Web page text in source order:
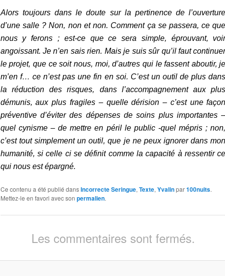
Alors toujours dans le doute sur la pertinence de l’ouverture
d’une salle ? Non, non et non. Comment ça se passera, ce que
nous y ferons ; est-ce que ce sera simple, éprouvant,
angoissant. Je n’en sais rien. Mais je suis sûr qu’il faut
le projet, que ce soit nous, moi, d’autres qui le fassent aboutir, je
m’en f… ce n’est pas une fin en soi. C’est un outil de plus dans
la réduction des risques, dans l’accompagnement aux plus
démunis, aux plus fragiles – quelle dérision – c’est une façon
préventive d’éviter des dépenses de soins plus importantes –
quel cynisme – de mettre en péril le public -quel mépris ; non,
c’est tout simplement un outil, que je ne peux ignorer dans mon
humanité, si celle ci se définit comme la capacité à ressentir ce
qui nous est épargné.
Ce contenu a été publié dansIncorrecte Seringue, Texte, Yvalinpar100nuits.
Mettez-le en favori avec son permalien.
Les commentaires sont fermés.